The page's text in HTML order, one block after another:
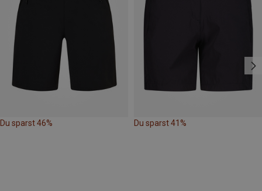
Du sparst 46% Du sparst 41%